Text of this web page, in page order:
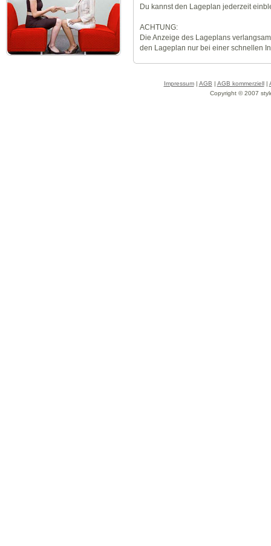
Du kannst den Lageplan jederzeit
ACHTUNG:
Die Anzeige des Lageplans
den Lageplan nur bei einer schnellen
Impressum| AGB | AGB kommerziell|
Copyright © 2007